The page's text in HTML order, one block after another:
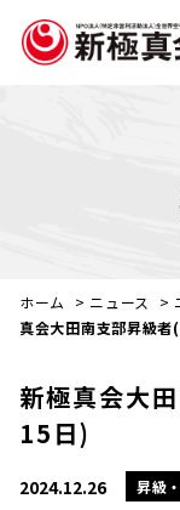
ホーム > ニュース >
真会大田南支部昇級
新極真会大
15日)
2024.12.26 昇級